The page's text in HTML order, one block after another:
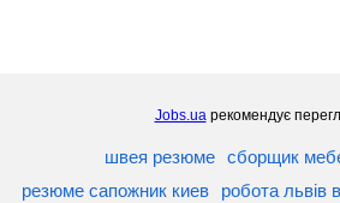
Jobs.uaрекомендує
швея резюме сборщик
резюме сапожник киев
робота львів